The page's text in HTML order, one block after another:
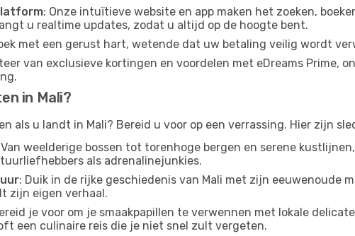
: Onze intuïtieve website en app maken het zoeken,
u realtime updates, zodat u altijd op de hoogte bent.
met een gerust hart, wetende dat uw betaling veilig wordt
van exclusieve kortingen en voordelen met eDreams Prime,
in Mali?
als u landt in Mali? Bereid u voor op een verrassing. Hier zijn
Van weelderige bossen tot torenhoge bergen en serene
als adrenalinejunkies.
: Duik in de rijke geschiedenis van Mali met zijn eeuwenoude
zijn eigen verhaal.
je voor om je smaakpapillen te verwennen met lokale
een culinaire reis die je niet snel zult vergeten.